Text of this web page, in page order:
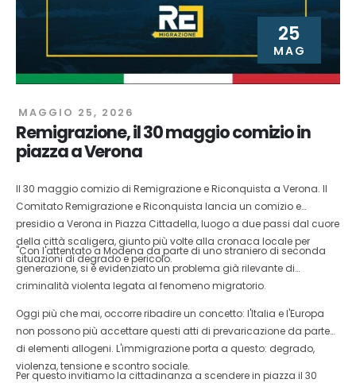
25
MAG
MAGGIO 25, 2026
Remigrazione, il 30 maggio comizio in
piazza a Verona
Il 30 maggio comizio di Remigrazione e Riconquista a Verona. Il
Comitato Remigrazione e Riconquista lancia un comizio e
presidio a Verona in Piazza Cittadella, luogo a due passi dal cuore
della città scaligera, giunto più volte alla cronaca locale per
situazioni di degrado e pericolo.
"Con l'attentato a Modena da parte di uno straniero di seconda
generazione, si è evidenziato un problema già rilevante di
criminalità violenta legata al fenomeno migratorio.
Oggi più che mai, occorre ribadire un concetto: l'Italia e l'Europa
non possono più accettare questi atti di prevaricazione da parte
di elementi allogeni. L'immigrazione porta a questo: degrado,
violenza, tensione e scontro sociale.
Per questo invitiamo la cittadinanza a scendere in piazza il 30